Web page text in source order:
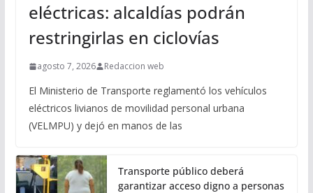
eléctricas: alcaldías podrán
restringirlas en ciclovías
agosto 7, 2026 Redaccion web
El Ministerio de Transporte reglamentó los vehículos
eléctricos livianos de movilidad personal urbana
(VELMPU) y dejó en manos de las
Transporte público deberá
garantizar acceso digno a personas